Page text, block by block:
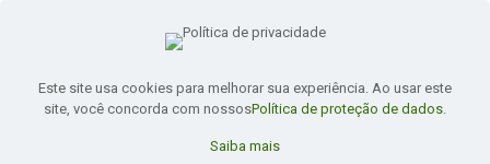
Este site usa cookies para melhorar sua experiência. Ao usar este
site, você concorda com nossosPolítica de proteção de dados.
Saiba mais